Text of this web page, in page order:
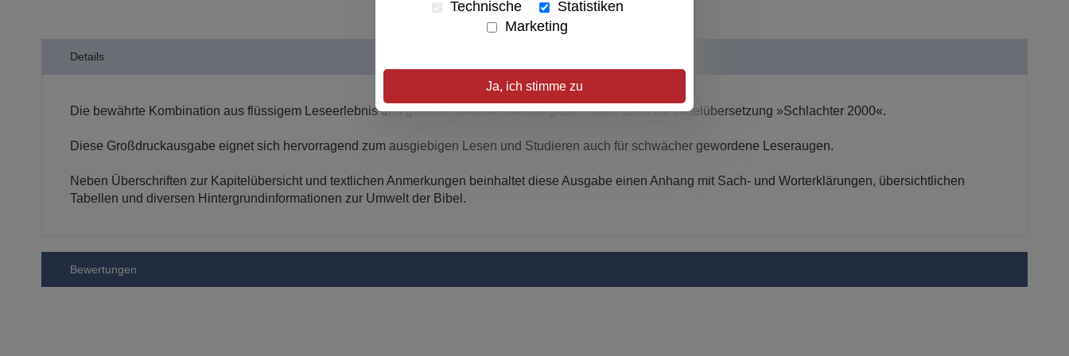
Details
Die bewährte Kombination aus flüssigem Leseerlebnis und getreuer Grundtextwiedergabe – dafür steht die Bibelübersetzung »Schlachter 2000«.
Diese Großdruckausgabe eignet sich hervorragend zum ausgiebigen Lesen und Studieren auch für schwächer gewordene Leseraugen.
Neben Überschriften zur Kapitelübersicht und textlichen Anmerkungen beinhaltet diese Ausgabe einen Anhang mit Sach- und Worterklärungen, übersichtlichen
Tabellen und diversen Hintergrundinformationen zur Umwelt der Bibel.
Bewertungen
Technische
Statistiken
Marketing
Ja, ich stimme zu